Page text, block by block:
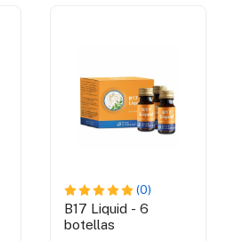
(0)
B17 Liquid - 6
botellas